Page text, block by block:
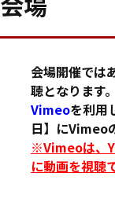
会場開催では
聴となります。
Vimeoを利用
日】にVimeo
※Vimeoは、
に動画を視聴